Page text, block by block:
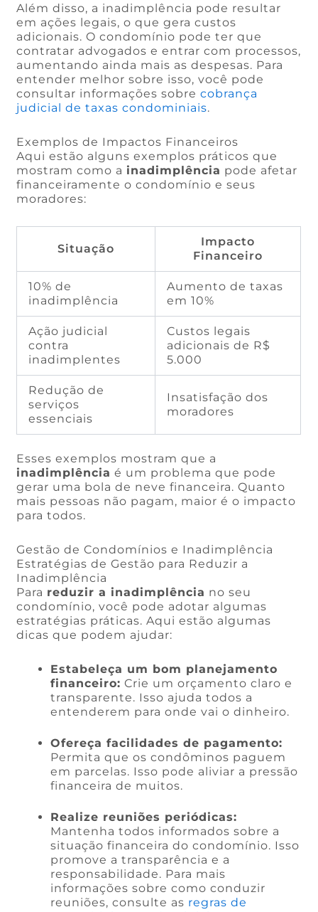
Além disso, a inadimplência pode resultar
em ações legais, o que gera custos
adicionais. O condomínio pode ter que
contratar advogados e entrar com processos,
aumentando ainda mais as despesas. Para
entender melhor sobre isso, você pode
consultar informações sobrecobrança
judicial de taxas condominiais.
Exemplos de Impactos Financeiros
Aqui estão alguns exemplos práticos que
mostram como a inadimplência pode afetar
financeiramente o condomínio e seus
moradores:
Situação
Impacto
Financeiro
10% de
inadimplência
Aumento de taxas
em 10%
Ação judicial
contra
inadimplentes
Custos legais
adicionais de R$
5.000
Redução de
serviços
essenciais
Insatisfação dos
moradores
Esses exemplos mostram que a
inadimplência é um problema que pode
gerar uma bola de neve financeira. Quanto
mais pessoas não pagam, maior é o impacto
para todos.
Gestão de Condomínios e Inadimplência
Estratégias de Gestão para Reduzir a
Inadimplência
Para reduzir a inadimplência no seu
condomínio, você pode adotar algumas
estratégias práticas. Aqui estão algumas
dicas que podem ajudar:
Estabeleça um bom planejamento
financeiro: Crie um orçamento claro e
transparente. Isso ajuda todos a
entenderem para onde vai o dinheiro.
Ofereça facilidades de pagamento:
Permita que os condôminos paguem
em parcelas. Isso pode aliviar a pressão
financeira de muitos.
Realize reuniões periódicas:
Mantenha todos informados sobre a
situação financeira do condomínio. Isso
promove a transparência e a
responsabilidade. Para mais
informações sobre como conduzir
reuniões, consulte as regras de